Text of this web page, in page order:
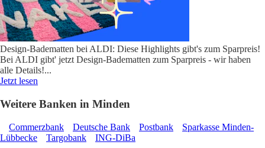
Design-Badematten bei ALDI: Diese Highlights gibt's zum Sparpreis!
Bei ALDI gibt' jetzt Design-Badematten zum Sparpreis - wir haben
alle Details!...
Jetzt lesen
Weitere Banken in Minden
Commerzbank Deutsche Bank Postbank
Sparkasse Minden-
Lübbecke
Targobank ING-DiBa